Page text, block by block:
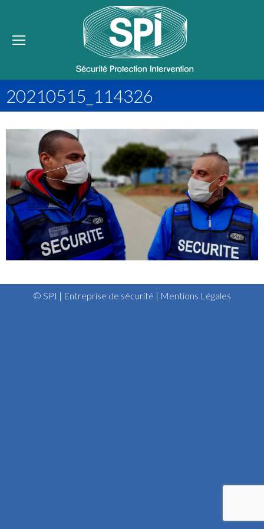
20210515_114326
© SPI | Entreprise de sécurité | Mentions Légales